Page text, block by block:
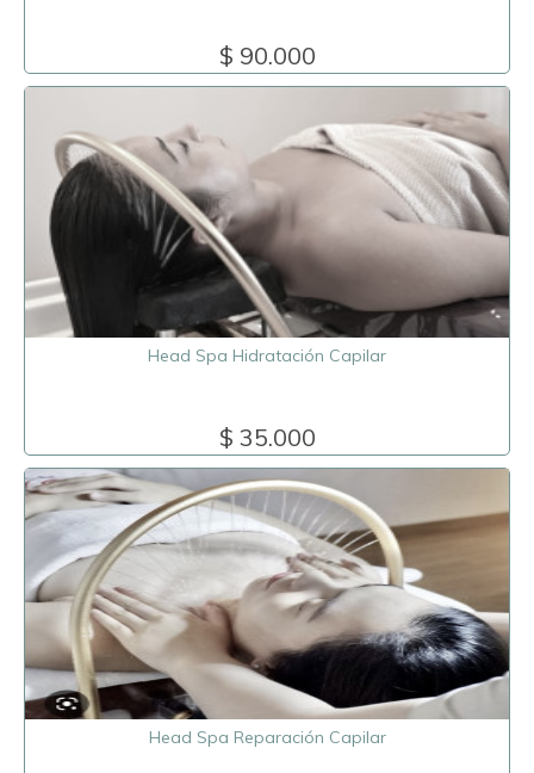
$ 90.000
Head Spa Hidratación Capilar
$ 35.000
Head Spa Reparación Capilar